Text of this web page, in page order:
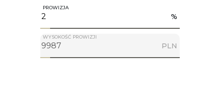
PROWIZJA
%
WYSOKOŚĆ PROWIZJI
PLN